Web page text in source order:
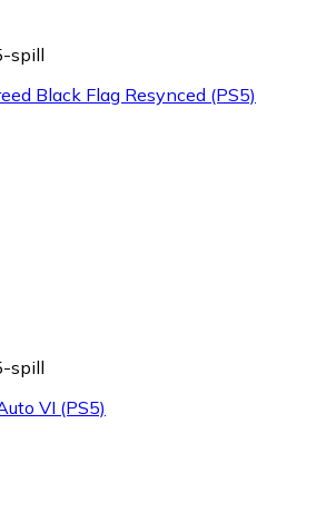
spill
Black Flag Resynced (PS5)
spill
VI (PS5)